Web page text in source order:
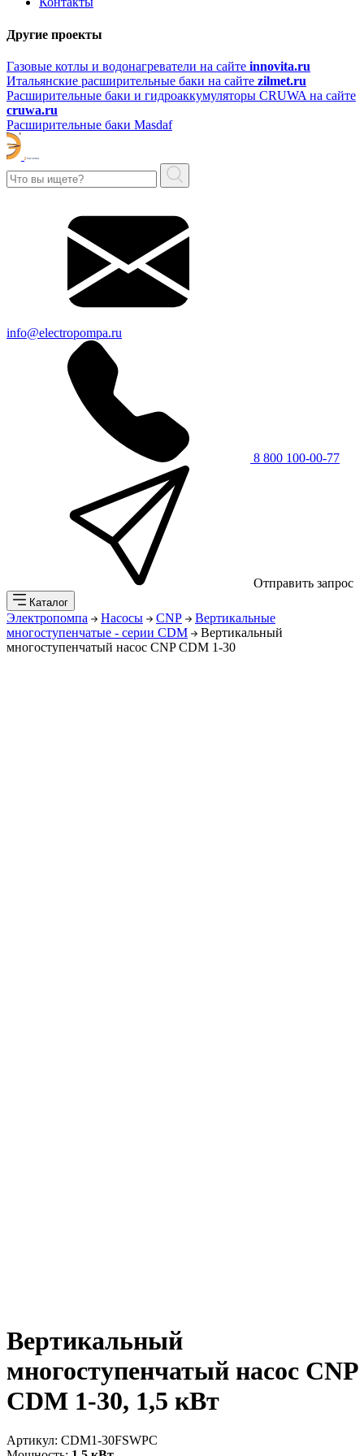
Другие проекты
Газовые котлы и водонагреватели на сайте innovita.ru
Итальянские расширительные баки на сайте zilmet.ru
Расширительные баки и гидроаккумуляторы CRUWA на сайте
cruwa.ru
Расширительные баки Masdaf
info@electropompa.ru
8 800 100-00-77
Отправить запрос
Каталог
Электропомпа Насосы CNP
Вертикальные
многоступенчатые - серии CDM
Вертикальный
многоступенчатый насос CNP CDM 1-30
Вертикальный
многоступенчатый насос CNP
CDM 1-30, 1,5 кВт
Артикул: CDM1-30FSWPC